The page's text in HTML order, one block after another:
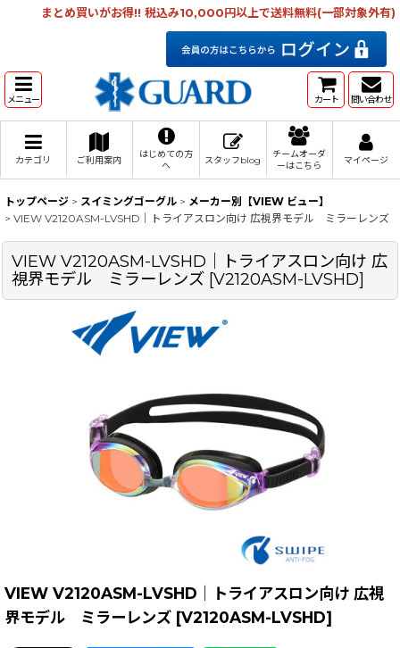
まとめ買いがお得!! 税込み10,000円以上で送料無料(一部対象外有)
メニュー カート 問い合わせ
カテゴリ ご利用案内
はじめての方
へ
スタッフblog
チームオーダ
ーはこちら
マイページ
トップページ > スイミングゴーグル > メーカー別【VIEW ビュー】
> VIEW V2120ASM-LVSHD｜トライアスロン向け 広視界モデル ミラーレンズ
VIEW V2120ASM-LVSHD｜トライアスロン向け 広
視界モデル ミラーレンズ [V2120ASM-LVSHD]
VIEW V2120ASM-LVSHD｜トライアスロン向け 広視
界モデル ミラーレンズ [V2120ASM-LVSHD]